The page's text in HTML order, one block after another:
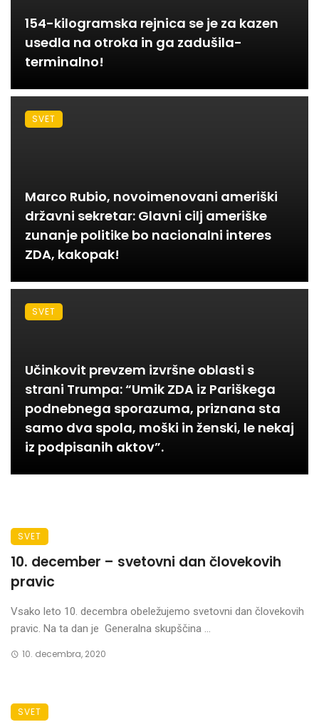
154-kilogramska rejnica se je za kazen
usedla na otroka in ga zadušila-
terminalno!
Marco Rubio, novoimenovani ameriški
državni sekretar: Glavni cilj ameriške
zunanje politike bo nacionalni interes
ZDA, kakopak!
SVET
Učinkovit prevzem izvršne oblasti s
strani Trumpa: “Umik ZDA iz Pariškega
podnebnega sporazuma, priznana sta
samo dva spola, moški in ženski, le nekaj
iz podpisanih aktov”.
SVET
SVET
10. december – svetovni dan človekovih
pravic
Vsako leto 10. decembra obeležujemo svetovni dan človekovih
pravic. Na ta dan je Generalna skupščina ...
10. decembra, 2020
SVET